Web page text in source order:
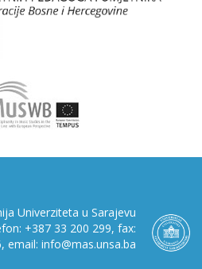
Univerziteta u Sarajevu
+387 33 200 299, fax:
email: info@mas.unsa.ba